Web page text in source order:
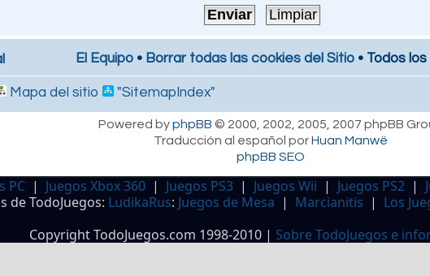
El Equipo • Borrar todas las cookies del Sitio • Todos
Mapa del sitio "SitemapIndex"
Powered byphpBB © 2000, 2002, 2005, 2007 phpBB
Traducción al español porHuan Manwë
phpBB SEO
PC | Juegos Xbox 360 | Juegos PS3 | Juegos Wii | Juegos PS2 |
de TodoJuegos: LudikaRus: Juegos de Mesa | Marcianitis | Los
Copyright TodoJuegos.com 1998-2010 | Sobre TodoJuegos e